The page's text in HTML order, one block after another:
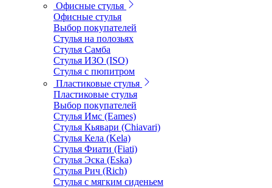
Офисные стулья
Офисные стулья
Выбор покупателей
Стулья на полозьях
Стулья Самба
Стулья ИЗО (ISO)
Стулья с пюпитром
Пластиковые стулья
Пластиковые стулья
Выбор покупателей
Стулья Имс (Eames)
Стулья Кьявари (Chiavari)
Стулья Кела (Kela)
Стулья Фиати (Fiati)
Стулья Эска (Eska)
Стулья Рич (Rich)
Стулья с мягким сиденьем